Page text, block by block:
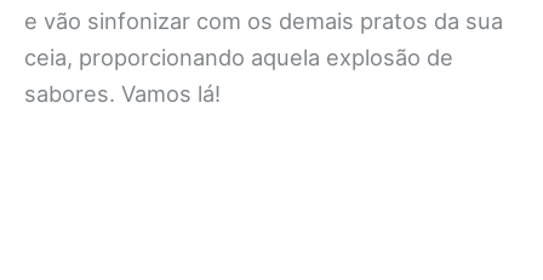
e vão sinfonizar com os demais pratos da sua
ceia, proporcionando aquela explosão de
sabores. Vamos lá!